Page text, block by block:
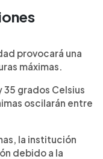
provocará una
máximas.
35 grados Celsius
oscilarán entre
la institución
debido a la